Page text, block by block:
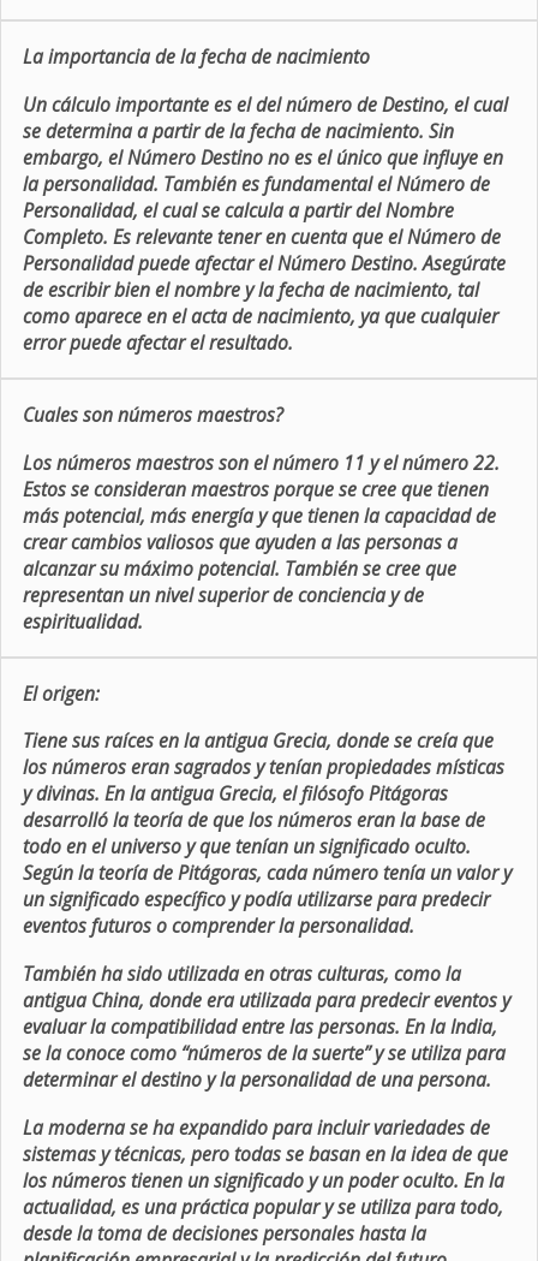
La importancia de la fecha de nacimiento
Un cálculo importante es el del número de Destino, el cual
se determina a partir de la fecha de nacimiento. Sin
embargo, el Número Destino no es el único que influye en
la personalidad. También es fundamental el Número de
Personalidad, el cual se calcula a partir del Nombre
Completo. Es relevante tener en cuenta que el Número de
Personalidad puede afectar el Número Destino. Asegúrate
de escribir bien el nombre y la fecha de nacimiento, tal
como aparece en el acta de nacimiento, ya que cualquier
error puede afectar el resultado.
Cuales son números maestros?
Los números maestros son el número 11 y el número 22.
Estos se consideran maestros porque se cree que tienen
más potencial, más energía y que tienen la capacidad de
crear cambios valiosos que ayuden a las personas a
alcanzar su máximo potencial. También se cree que
representan un nivel superior de conciencia y de
espiritualidad.
El origen:
Tiene sus raíces en la antigua Grecia, donde se creía que
los números eran sagrados y tenían propiedades místicas
y divinas. En la antigua Grecia, el filósofo Pitágoras
desarrolló la teoría de que los números eran la base de
todo en el universo y que tenían un significado oculto.
Según la teoría de Pitágoras, cada número tenía un valor y
un significado específico y podía utilizarse para predecir
eventos futuros o comprender la personalidad.
También ha sido utilizada en otras culturas, como la
antigua China, donde era utilizada para predecir eventos y
evaluar la compatibilidad entre las personas. En la India,
se la conoce como “números de la suerte” y se utiliza para
determinar el destino y la personalidad de una persona.
La moderna se ha expandido para incluir variedades de
sistemas y técnicas, pero todas se basan en la idea de que
los números tienen un significado y un poder oculto. En la
actualidad, es una práctica popular y se utiliza para todo,
desde la toma de decisiones personales hasta la